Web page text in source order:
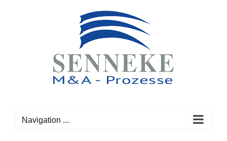
Navigation ...